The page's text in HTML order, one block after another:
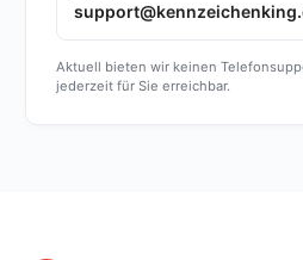
Aktuell bieten wir keinen
jederzeit für Sie erreichbar.